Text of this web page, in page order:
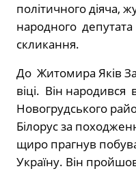
політичного діяча,
народного
скликання.
До Житомира Яків
віці. Він народився
Новогрудського
Білорус за
щиро прагнув
Україну. Він